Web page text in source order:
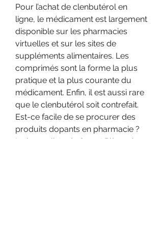
Pour l’achat de clenbutérol en
ligne, le médicament est largement
disponible sur les pharmacies
virtuelles et sur les sites de
suppléments alimentaires. Les
comprimés sont la forme la plus
pratique et la plus courante du
médicament. Enfin, il est aussi rare
que le clenbutérol soit contrefait.
Est-ce facile de se procurer des
produits dopants en pharmacie ?
La journaliste de &quot;Pièces à